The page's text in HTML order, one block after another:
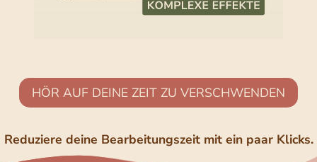
HÖR AUF DEINE ZEIT ZU VERSCHWENDEN
Reduziere deine Bearbeitungszeit mit ein paar Klicks.